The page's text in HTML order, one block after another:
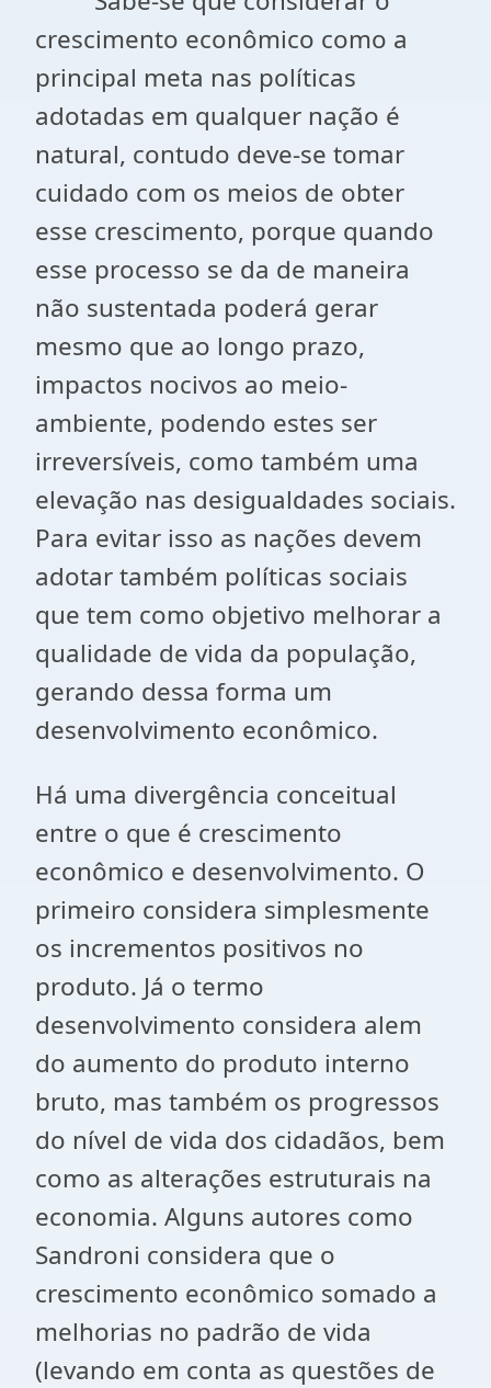
crescimento econômico como a
principal meta nas políticas
adotadas em qualquer nação é
natural, contudo deve-se tomar
cuidado com os meios de obter
esse crescimento, porque quando
esse processo se da de maneira
não sustentada poderá gerar
mesmo que ao longo prazo,
impactos nocivos ao meio-
ambiente, podendo estes ser
irreversíveis, como também uma
elevação nas desigualdades sociais.
Para evitar isso as nações devem
adotar também políticas sociais
que tem como objetivo melhorar a
qualidade de vida da população,
gerando dessa forma um
desenvolvimento econômico.
Há uma divergência conceitual
entre o que é crescimento
econômico e desenvolvimento. O
primeiro considera simplesmente
os incrementos positivos no
produto. Já o termo
desenvolvimento considera alem
do aumento do produto interno
bruto, mas também os progressos
do nível de vida dos cidadãos, bem
como as alterações estruturais na
economia. Alguns autores como
Sandroni considera que o
crescimento econômico somado a
melhorias no padrão de vida
(levando em conta as questões de